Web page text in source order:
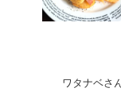
ワタナベさ